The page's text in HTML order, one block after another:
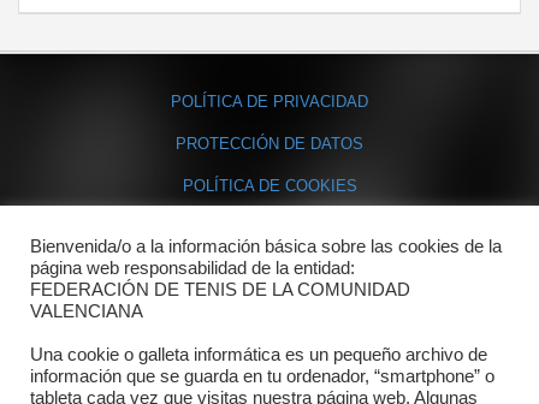
POLÍTICA DE PRIVACIDAD
PROTECCIÓN DE DATOS
POLÍTICA DE COOKIES
Contacto
Dónde estamos
Directorio departamentos
Horario
Bienvenida/o a la información básica sobre las cookies de la
página web responsabilidad de la entidad:
FEDERACIÓN DE TENIS DE LA COMUNIDAD
VALENCIANA
Una cookie o galleta informática es un pequeño archivo de
información que se guarda en tu ordenador, “smartphone” o
tableta cada vez que visitas nuestra página web. Algunas